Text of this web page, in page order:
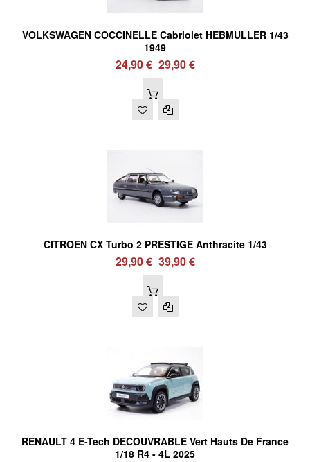
VOLKSWAGEN COCCINELLE Cabriolet HEBMULLER 1/43
1949
24,90 € 29,90 €
CITROEN CX Turbo 2 PRESTIGE Anthracite 1/43
29,90 € 39,90 €
RENAULT 4 E-Tech DECOUVRABLE Vert Hauts De France
1/18 R4 - 4L 2025